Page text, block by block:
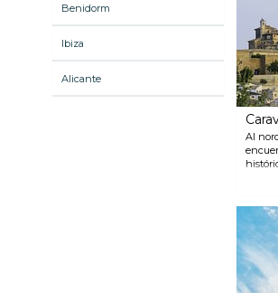
Benidorm
Ibiza
Alicante
Al
de la
La
pueblo.